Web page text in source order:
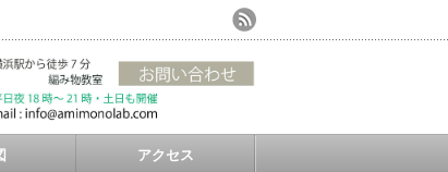
アクセス